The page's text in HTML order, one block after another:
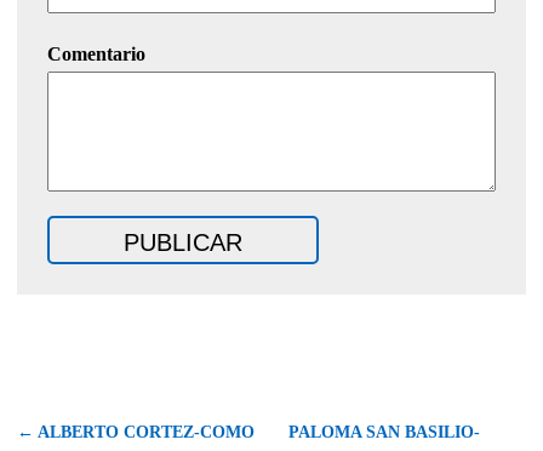
Comentario
← ALBERTO CORTEZ-COMO PALOMA SAN BASILIO-